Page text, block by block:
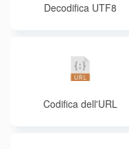
Decodifica UTF8
Codifica dell'URL